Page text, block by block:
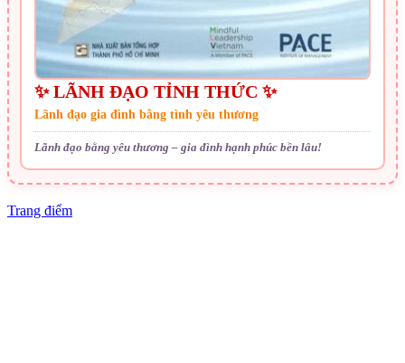
✨ LÃNH ĐẠO TỈNH THỨC ✨
Lãnh đạo gia đình bằng tình yêu thương
Lãnh đạo bằng yêu thương – gia đình hạnh phúc bền lâu!
Trang điểm